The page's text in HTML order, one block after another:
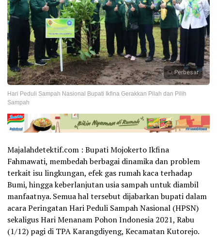
Perbesar
Hari Peduli Sampah Nasional Bupati Ikfina Gerakkan Pilah dan Pilih
Sampah
Majalahdetektif.com : Bupati Mojokerto Ikfina
Fahmawati, membedah berbagai dinamika dan problem
terkait isu lingkungan, efek gas rumah kaca terhadap
Bumi, hingga keberlanjutan usia sampah untuk diambil
manfaatnya. Semua hal tersebut dijabarkan bupati dalam
acara Peringatan Hari Peduli Sampah Nasional (HPSN)
sekaligus Hari Menanam Pohon Indonesia 2021, Rabu
(1/12) pagi di TPA Karangdiyeng, Kecamatan Kutorejo.